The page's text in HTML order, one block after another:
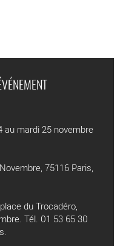
au mardi 25 novembre
75116 Paris,
du Trocadéro,
Tél. 01 53 65 30